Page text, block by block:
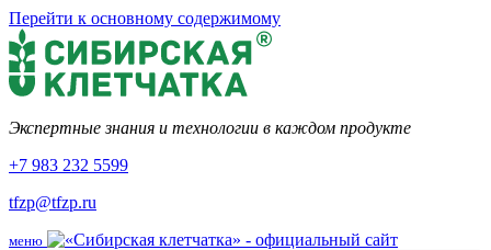
Перейти к основному содержимому
Экспертные знания и технологии в каждом продукте
+7 983 232 5599
tfzp@tfzp.ru
меню